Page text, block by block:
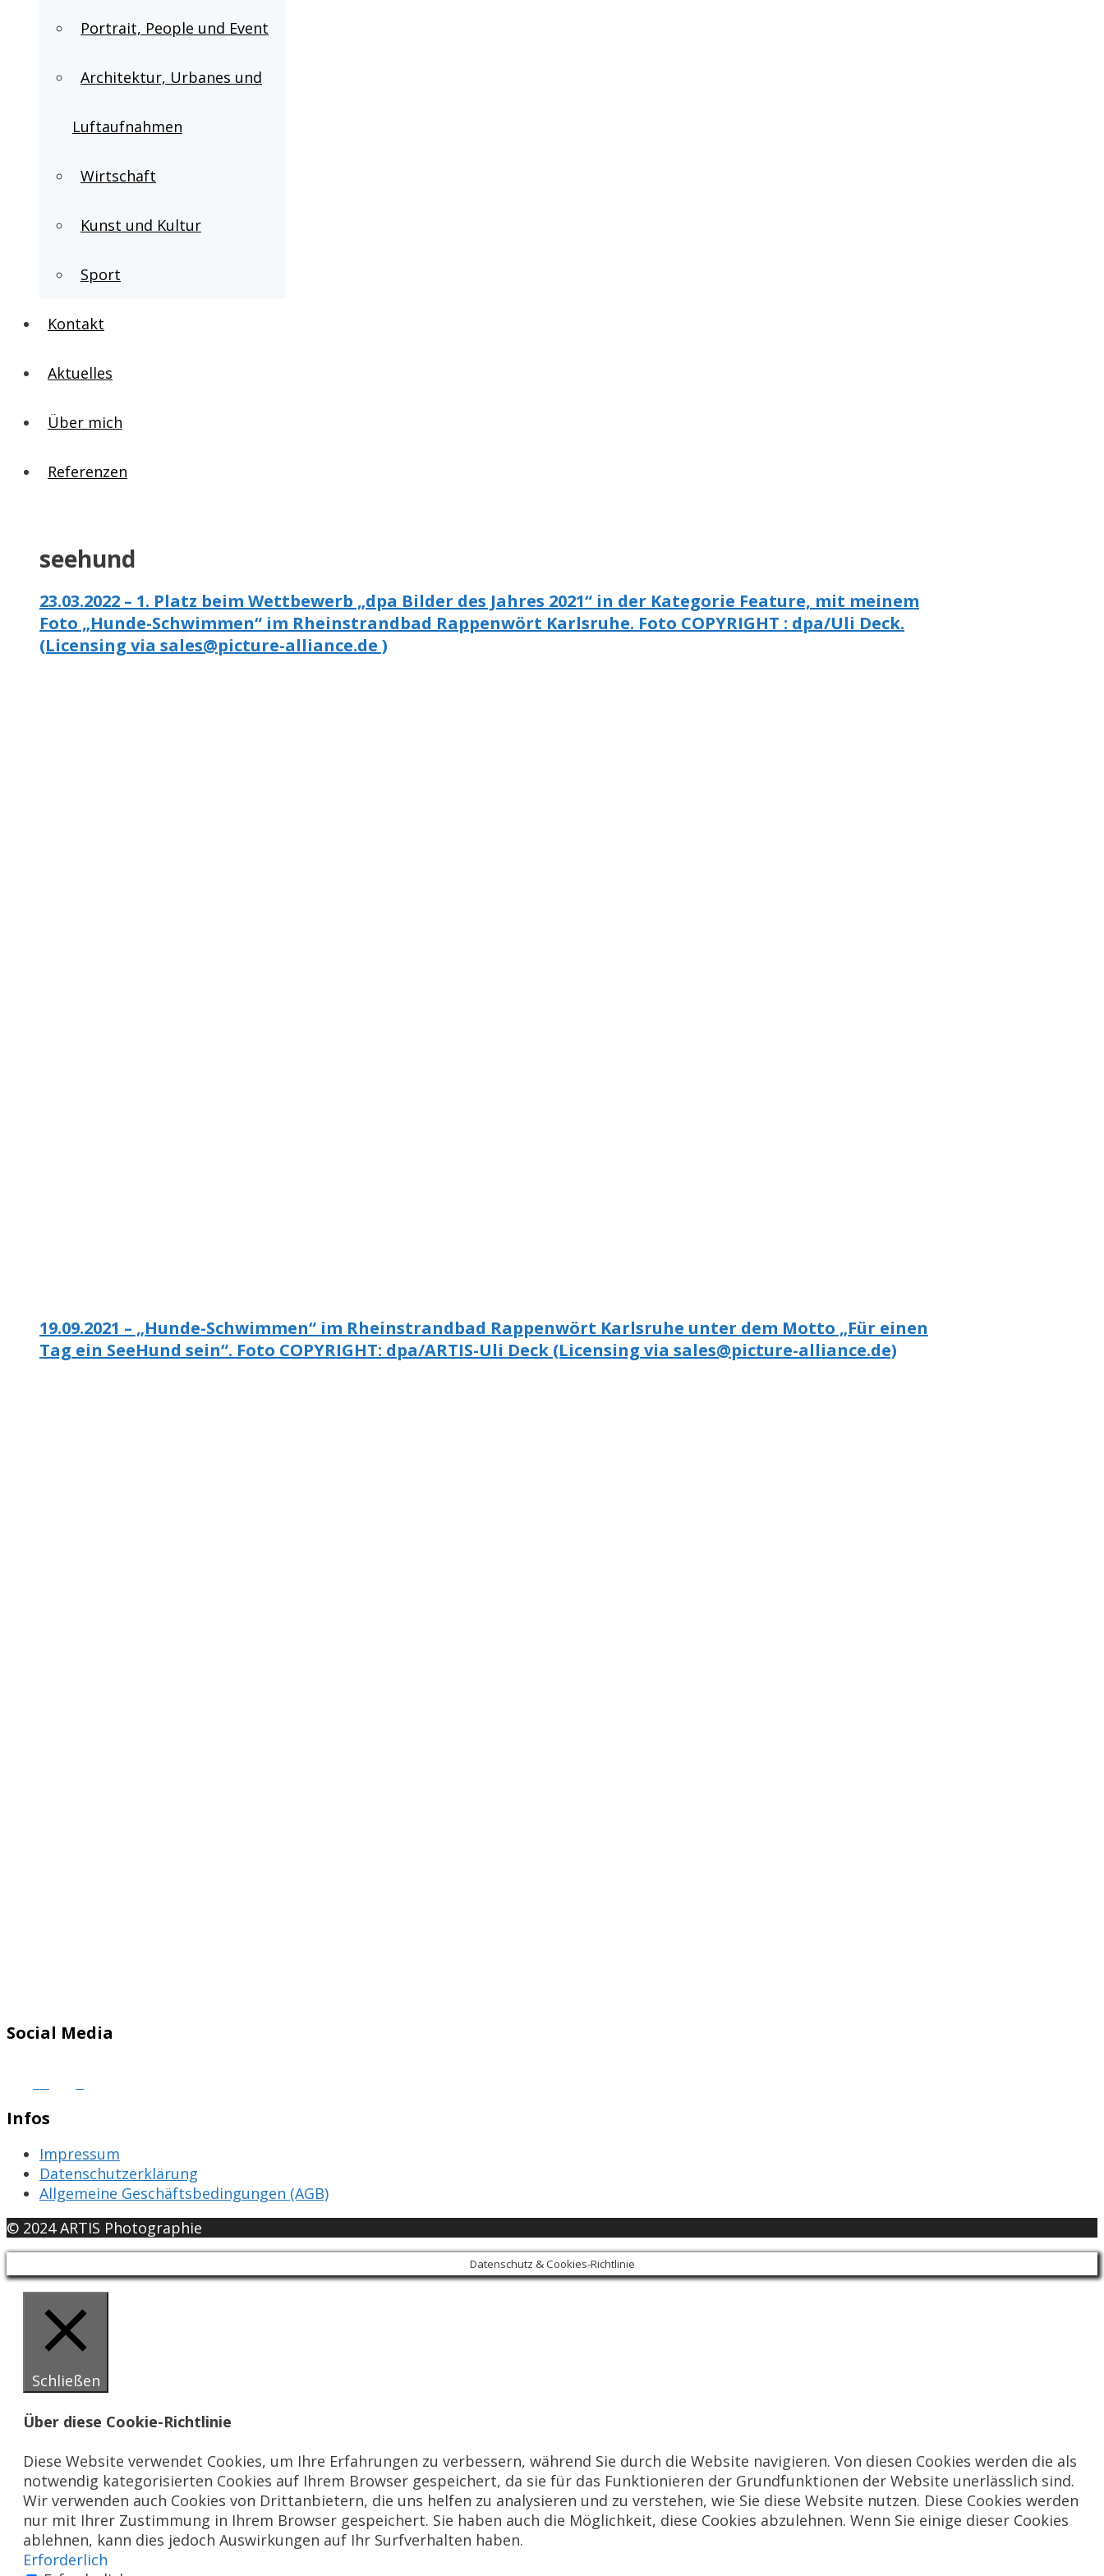
Portrait, People und Event
Architektur, Urbanes und
Luftaufnahmen
Wirtschaft
Kunst und Kultur
Sport
Kontakt
Aktuelles
Über mich
Referenzen
seehund
23.03.2022 – 1. Platz beim Wettbewerb „dpa Bilder des Jahres 2021“ in der Kategorie Feature, mit meinem
Foto „Hunde-Schwimmen“ im Rheinstrandbad Rappenwört Karlsruhe. Foto COPYRIGHT : dpa/Uli Deck.
(Licensing via sales@picture-alliance.de )
19.09.2021 – „Hunde-Schwimmen“ im Rheinstrandbad Rappenwört Karlsruhe unter dem Motto „Für einen
Tag ein SeeHund sein“. Foto COPYRIGHT: dpa/ARTIS-Uli Deck (Licensing via sales@picture-alliance.de)
Social Media
Infos
Impressum
Datenschutzerklärung
Allgemeine Geschäftsbedingungen (AGB)
© 2024 ARTIS Photographie
Datenschutz & Cookies-Richtlinie
Schließen
Über diese Cookie-Richtlinie
Diese Website verwendet Cookies, um Ihre Erfahrungen zu verbessern, während Sie durch die Website navigieren. Von diesen Cookies werden die als
notwendig kategorisierten Cookies auf Ihrem Browser gespeichert, da sie für das Funktionieren der Grundfunktionen der Website unerlässlich sind.
Wir verwenden auch Cookies von Drittanbietern, die uns helfen zu analysieren und zu verstehen, wie Sie diese Website nutzen. Diese Cookies werden
nur mit Ihrer Zustimmung in Ihrem Browser gespeichert. Sie haben auch die Möglichkeit, diese Cookies abzulehnen. Wenn Sie einige dieser Cookies
ablehnen, kann dies jedoch Auswirkungen auf Ihr Surfverhalten haben.
Erforderlich